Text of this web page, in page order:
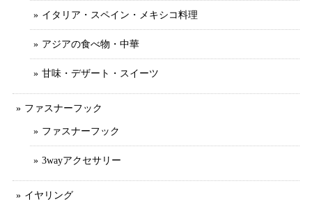
イタリア・スペイン・メキシコ料理
アジアの食べ物・中華
甘味・デザート・スイーツ
ファスナーフック
ファスナーフック
3wayアクセサリー
イヤリング